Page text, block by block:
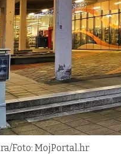
Foto: MojPortal.hr